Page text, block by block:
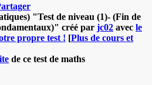
"Test de niveau (1)- (Fin de
créé par jc02 avec le
propre test ! [Plus de cours et
de ce test de maths